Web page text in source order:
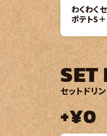
わくわく
ポテトS
セットドリ
+¥0